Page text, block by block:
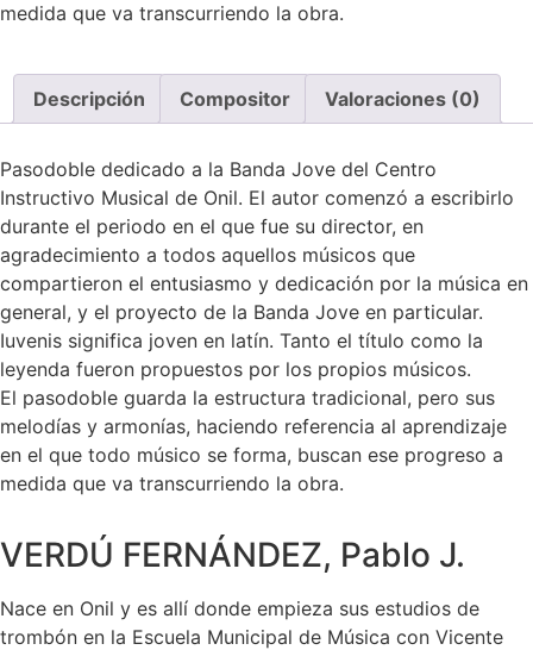
medida que va transcurriendo la obra.
Descripción Compositor Valoraciones (0)
Pasodoble dedicado a la Banda Jove del Centro
Instructivo Musical de Onil. El autor comenzó a escribirlo
durante el periodo en el que fue su director, en
agradecimiento a todos aquellos músicos que
compartieron el entusiasmo y dedicación por la música en
general, y el proyecto de la Banda Jove en particular.
Iuvenis significa joven en latín. Tanto el título como la
leyenda fueron propuestos por los propios músicos.
El pasodoble guarda la estructura tradicional, pero sus
melodías y armonías, haciendo referencia al aprendizaje
en el que todo músico se forma, buscan ese progreso a
medida que va transcurriendo la obra.
VERDÚ FERNÁNDEZ, Pablo J.
Nace en Onil y es allí donde empieza sus estudios de
trombón en la Escuela Municipal de Música con Vicente